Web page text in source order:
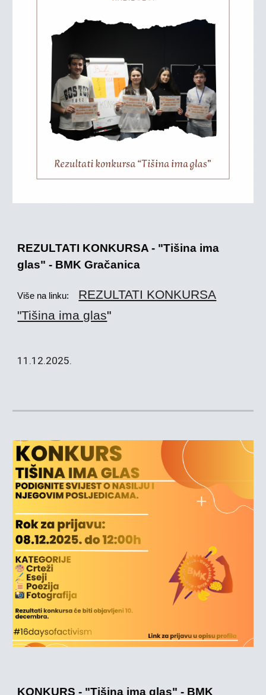
REZULTATI KONKURSA - "Tišina ima
glas" - BMK Gračanica
Više na linku:
REZULTATI KONKURSA
"Tišina ima glas"
11 .12.2025.
KONKURS - "Tišina ima glas" - BMK